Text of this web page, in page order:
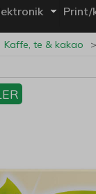
Print/
Kaffe, te & kakao